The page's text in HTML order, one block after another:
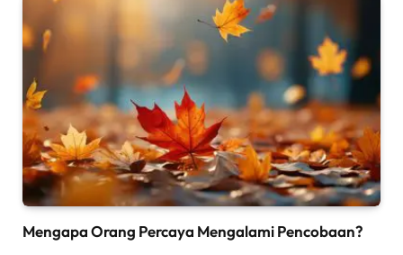
Mengapa Orang Percaya Mengalami Pencobaan?